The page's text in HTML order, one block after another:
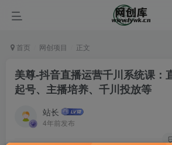
首页 网创项目 正文
美尊-抖音直播运营千川系统课：
起号、主播培养、千川投放等
站长
4年前发布